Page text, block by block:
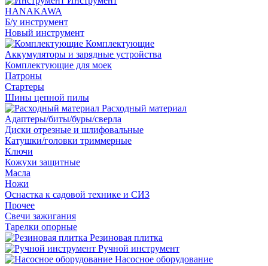
HANAKAWA
Б/у инструмент
Новый инструмент
Комплектующие
Аккумуляторы и зарядные устройства
Комплектующие для моек
Патроны
Стартеры
Шины цепной пилы
Расходный материал
Адаптеры/биты/буры/сверла
Диски отрезные и шлифовальные
Катушки/головки триммерные
Ключи
Кожухи защитные
Масла
Ножи
Оснастка к садовой технике и СИЗ
Прочее
Свечи зажигания
Тарелки опорные
Резиновая плитка
Ручной инструмент
Насосное оборудование